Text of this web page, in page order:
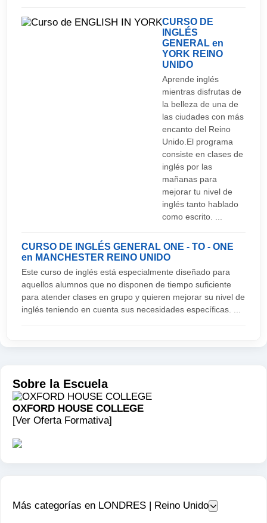
CURSO DE
INGLÉS
GENERAL en
YORK REINO
UNIDO
Aprende inglés
mientras disfrutas de
la belleza de una de
las ciudades con más
encanto del Reino
Unido.El programa
consiste en clases de
inglés por las
mañanas para
mejorar tu nivel de
inglés tanto hablado
como escrito. ...
CURSO DE INGLÉS GENERAL ONE - TO - ONE
en MANCHESTER REINO UNIDO
Este curso de inglés está especialmente diseñado para
aquellos alumnos que no disponen de tiempo suficiente
para atender clases en grupo y quieren mejorar su nivel de
inglés teniendo en cuenta sus necesidades específicas. ...
Sobre la Escuela
OXFORD HOUSE COLLEGE
[Ver Oferta Formativa]
Más categorías en LONDRES | Reino Unido